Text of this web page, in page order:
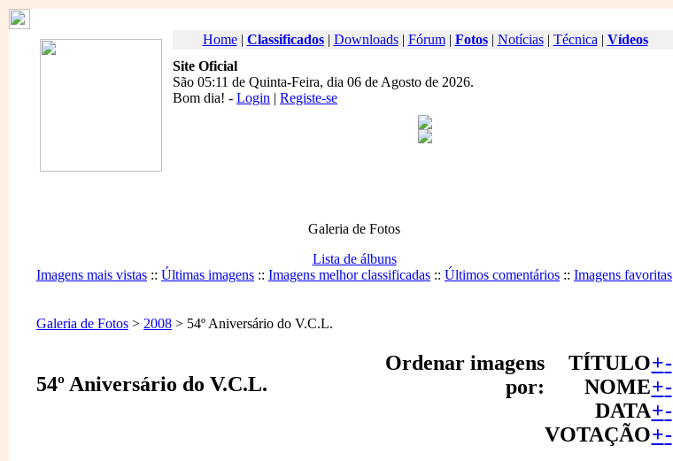
Home| Classificados| Downloads| Fórum| Fotos| Notícias| Técnica | Vídeos
Site Oficial
São 05:11 de Quinta-Feira, dia 06 de Agosto de 2026.
Bom dia! - Login | Registe-se
Galeria de Fotos
Lista de álbuns
Imagens mais vistas :: Últimas imagens :: Imagens melhor classificadas :: Últimos comentários :: Imagens favoritas
Galeria de Fotos > 2008 > 54º Aniversário do V.C.L.
54º Aniversário do V.C.L.
Ordenar imagens
por:
TÍTULO+-
NOME+-
DATA+-
VOTAÇÃO+-